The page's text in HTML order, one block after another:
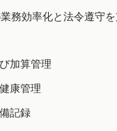
務効率化と法令遵守
加算管理
康管理
記録